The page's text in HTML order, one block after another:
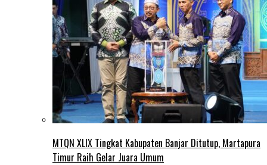
MTQN XLIX Tingkat Kabupaten Banjar Ditutup, Martapura
Timur Raih Gelar Juara Umum